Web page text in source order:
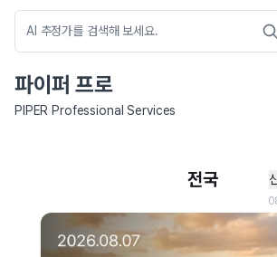
파이퍼 프로
PIPER Professional Services